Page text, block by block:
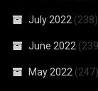
July 2022 (238)
June 2022
May 2022 (247)